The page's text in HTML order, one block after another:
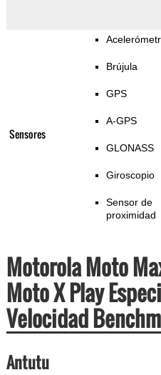
Sensores
Brújula
GPS
A-GPS
GLONASS
Giroscopio
Sensor de
proximidad
Motorola Moto
Moto X Play
Velocidad
Antutu